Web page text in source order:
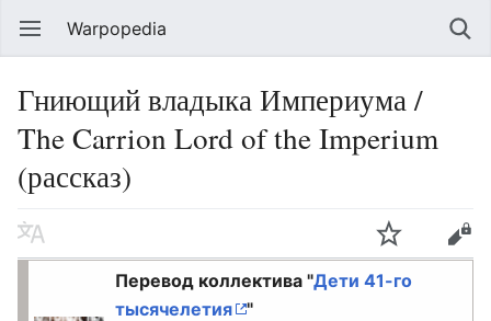
Warpopedia
Гниющий владыка Империума /
The Carrion Lord of the Imperium
(рассказ)
Перевод коллектива "Дети 41-го
тысячелетия
"